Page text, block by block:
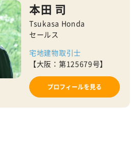
本田 司
Tsukasa Honda
セールス
宅地建物取引士
【大阪：第125679号】
プロフィールを見る